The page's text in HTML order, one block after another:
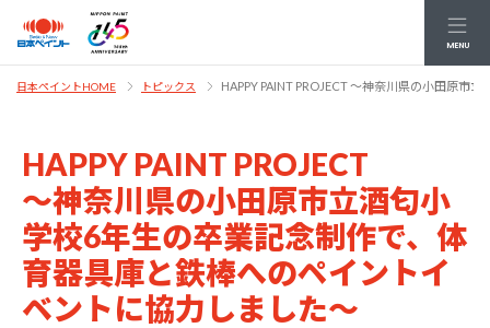
MENU
日本ペイントHOME トピックス HAPPY PAINT PROJECT ～神奈川県の小田原市
HAPPY PAINT PROJECT
～神奈川県の小田原市立酒匂小
学校6年生の卒業記念制作で、体
育器具庫と鉄棒へのペイントイ
ベントに協力しました～